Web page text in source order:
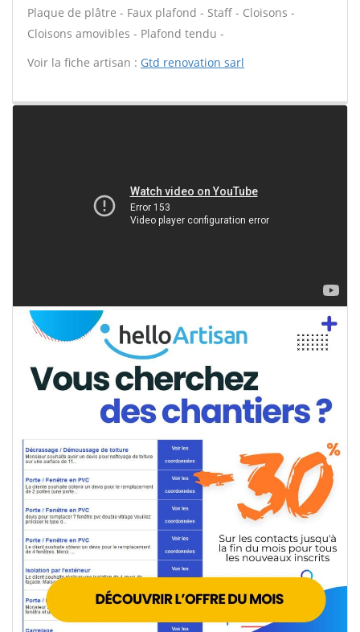
Plaque de plâtre - Faux plafond - Staff - Cloisons -
Cloisons amovibles - Plafond tendu -
Voir la fiche artisan : Gtd renovation sarl